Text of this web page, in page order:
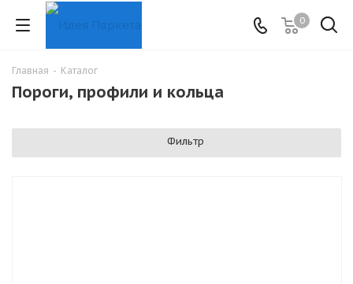
0
Главная - Каталог
Пороги, профили и кольца
Фильтр